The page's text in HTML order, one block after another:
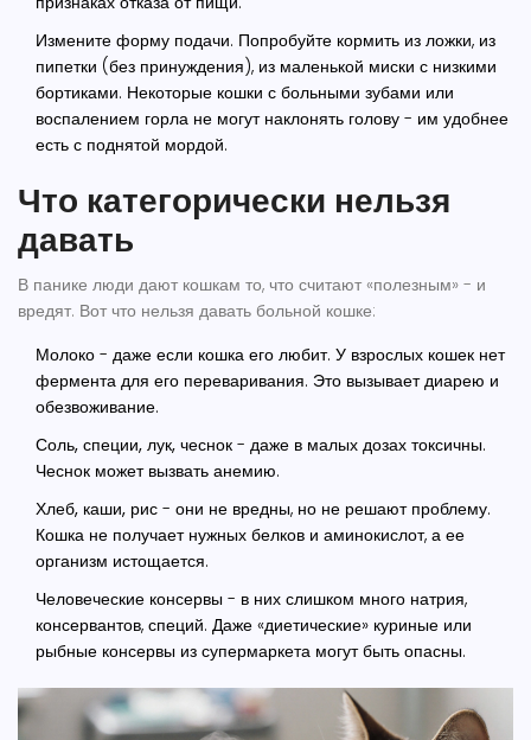
Измените форму подачи. Попробуйте кормить из ложки, из
пипетки (без принуждения), из маленькой миски с низкими
бортиками. Некоторые кошки с больными зубами или
воспалением горла не могут наклонять голову - им удобнее
есть с поднятой мордой.
Что категорически нельзя
давать
В панике люди дают кошкам то, что считают «полезным» - и
вредят. Вот что нельзя давать больной кошке:
Молоко - даже если кошка его любит. У взрослых кошек нет
фермента для его переваривания. Это вызывает диарею и
обезвоживание.
Соль, специи, лук, чеснок - даже в малых дозах токсичны.
Чеснок может вызвать анемию.
Хлеб, каши, рис - они не вредны, но не решают проблему.
Кошка не получает нужных белков и аминокислот, а ее
организм истощается.
Человеческие консервы - в них слишком много натрия,
консервантов, специй. Даже «диетические» куриные или
рыбные консервы из супермаркета могут быть опасны.